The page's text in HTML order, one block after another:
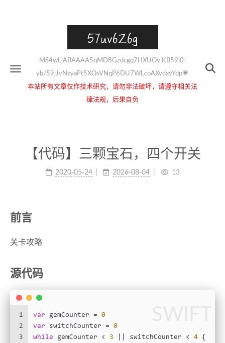
57uv6Z6g
MS4wLjABAAAA5qMD8Gzdcgq7HXUOviKB59i0-
ybJ59jJvNzyaPt5XOsVNqP6DU7WLcoAXvdxvYdp💗
本站所有文章仅作技术研究，请勿非法破坏，请遵守相关法
律法规，后果自负
【代码】三颗宝石，四个开关
2020-05-24 2026-08-04 13
前言
关卡攻略
源代码
1
2
3
var gemCounter =
0
var switchCounter =
0
while gemCounter < 3 switchCounter < 4 {